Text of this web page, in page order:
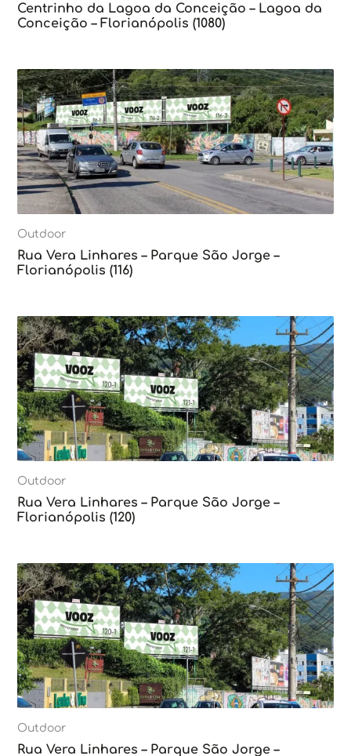
Centrinho da Lagoa da Conceição – Lagoa da
Conceição – Florianópolis (1080)
Outdoor
Rua Vera Linhares – Parque São Jorge –
Florianópolis (116)
Outdoor
Rua Vera Linhares – Parque São Jorge –
Florianópolis (120)
Outdoor
Rua Vera Linhares – Parque São Jorge –